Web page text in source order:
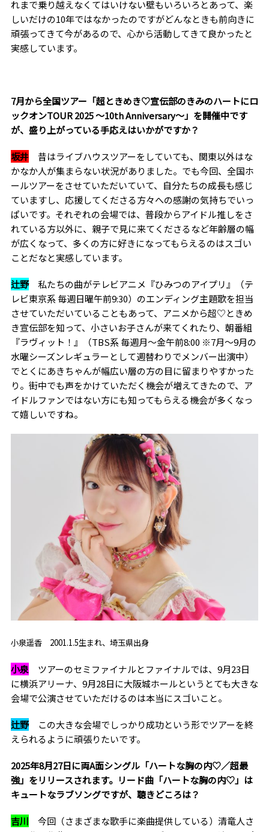
れまで乗り越えなくてはいけない壁もいろいろとあって、楽
しいだけの10年ではなかったのですがどんなときも前向きに
頑張ってきて今があるので、心から活動してきて良かったと
実感しています。
――7月から全国ツアー「超ときめき♡宣伝部のきみのハートにロ
ックオンTOUR 2025 〜10th Anniversary〜」を開催中です
が、盛り上がっている手応えはいかがですか？
坂井
昔はライブハウスツアーをしていても、関東以外はな
かなか人が集まらない状況がありました。でも今回、全国ホ
ールツアーをさせていただいていて、自分たちの成長も感じ
ていますし、応援してくださる方々への感謝の気持ちでいっ
ぱいです。それぞれの会場では、普段からアイドル推しをさ
れている方以外に、親子で見に来てくださるなど年齢層の幅
が広くなって、多くの方に好きになってもらえるのはスゴい
ことだなと実感しています。
辻野
私たちの曲がテレビアニメ『ひみつのアイプリ』（テ
レビ東京系 毎週日曜午前9:30）のエンディング主題歌を担当
させていただいていることもあって、アニメから超♡ときめ
き宣伝部を知って、小さいお子さんが来てくれたり、朝番組
『ラヴィット！』（TBS系 毎週月〜金午前8:00 ※7月〜9月の
水曜シーズンレギュラーとして週替わりでメンバー出演中）
でとくにあきちゃんが幅広い層の方の目に留まりやすかった
り。街中でも声をかけていただく機会が増えてきたので、ア
イドルファンではない方にも知ってもらえる機会が多くなっ
て嬉しいですね。
小泉遥香 2001.1.5生まれ、埼玉県出身
小泉
ツアーのセミファイナルとファイナルでは、9月23日
に横浜アリーナ、9月28日に大阪城ホールというとても大きな
会場で公演させていただけるのは本当にスゴいこと。
辻野
この大きな会場でしっかり成功という形でツアーを終
えられるように頑張りたいです。
――2025年8月27日に両A面シングル「ハートな胸の内♡／超最
強」をリリースされます。リード曲「ハートな胸の内♡」は
キュートなラブソングですが、聴きどころは？
吉川
今回（さまざまな歌手に楽曲提供している）清竜人さ